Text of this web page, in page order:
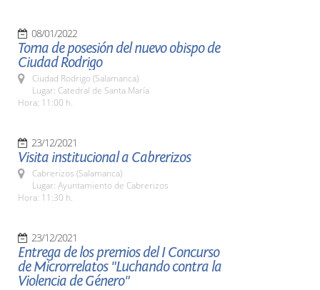
08/01/2022
Toma de posesión del nuevo obispo de
Ciudad Rodrigo
Ciudad Rodrigo (Salamanca)
Lugar: Catedral de Santa María
Hora: 11:00 h.
23/12/2021
Visita institucional a Cabrerizos
Cabrerizos (Salamanca)
Lugar: Ayuntamiento de Cabrerizos
Hora: 11:30 h.
23/12/2021
Entrega de los premios del I Concurso
de Microrrelatos "Luchando contra la
Violencia de Género"